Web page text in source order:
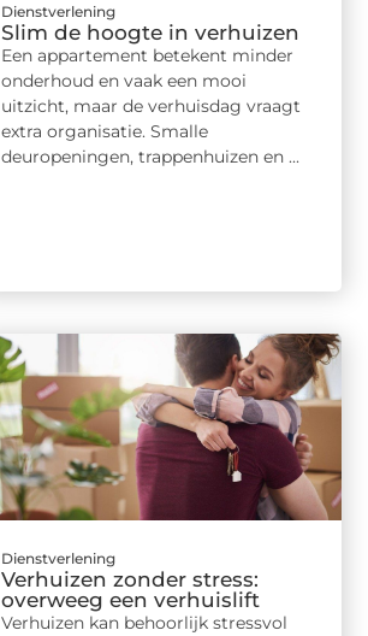
Dienstverlening
Slim de hoogte in verhuizen
Een appartement betekent minder
onderhoud en vaak een mooi
uitzicht, maar de verhuisdag vraagt
extra organisatie. Smalle
deuropeningen, trappenhuizen en ...
Dienstverlening
Verhuizen zonder stress:
overweeg een verhuislift
Verhuizen kan behoorlijk stressvol